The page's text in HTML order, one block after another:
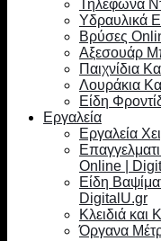
Τηλέφωνα
Υδραυλικά
Βρύσες
Αξεσουάρ
Παιχνίδια
Λουράκια
Είδη
Εργαλεία
Εργαλεία
Online |
Είδη
DigitalU.gr
Κλειδιά
Όργανα